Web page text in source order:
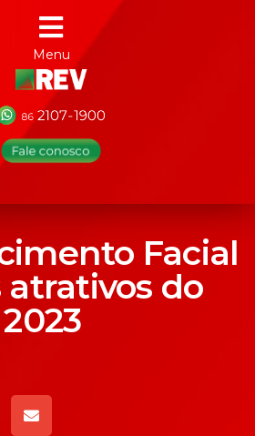
Menu
Facial
do